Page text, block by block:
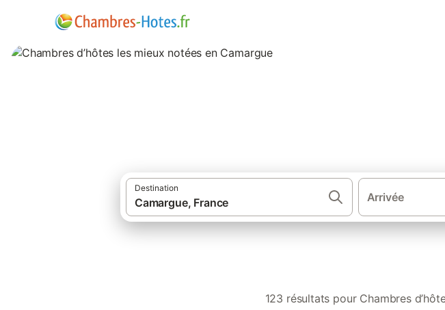
Destination
Arrivée
123 résultats pour Chambres